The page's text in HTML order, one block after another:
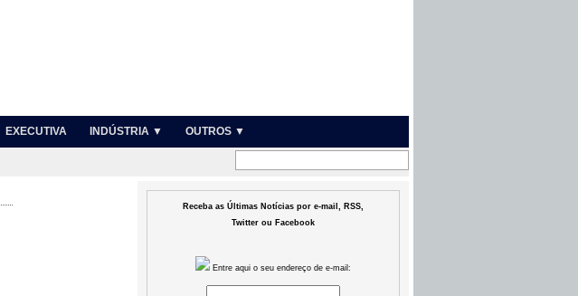
EXECUTIVA INDÚSTRIA ▼ OUTROS ▼
Receba as Últimas Notícias por e-mail, RSS,
Twitter ou Facebook
Entre aqui o seu endereço de e-mail: